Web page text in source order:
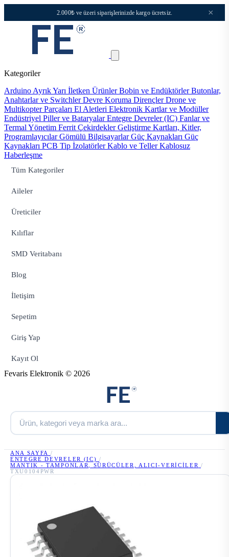
2.000₺ ve üzeri siparişlerinizde kargo ücretsiz. ×
Kategoriler
Arduino Ayrık Yarı İletken ÜrünlerBobin ve EndüktörlerButonlar,
Anahtarlar ve SwitchlerDevre Koruma DirençlerDrone ve
Multikopter Parçaları El Aletleri Elektronik Kartlar ve Modüller
Endüstriyel Piller ve BataryalarEntegre Devreler (IC) Fanlar ve
Termal Yönetim Ferrit ÇekirdeklerGeliştirme Kartları, Kitler,
ProgramlayıcılarGömülü BilgisayarlarGüç Kaynakları Güç
Kaynakları PCB Tip İzolatörlerKablo ve TellerKablosuz
Haberleşme
Tüm Kategoriler
Aileler
Üreticiler
Kılıflar
SMD Veritabanı
Blog
İletişim
Sepetim
Giriş Yap
Kayıt Ol
Fevaris Elektronik © 2026
ANA SAYFA /
ENTEGRE DEVRELER (IC) /
MANTIK - TAMPONLAR, SÜRÜCÜLER, ALICI-VERICILER /
TXU0104PWR